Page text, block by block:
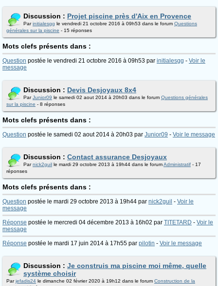
Discussion : Projet piscine près d'Aix en Provence
Parinitialesgg le vendredi 21 octobre 2016 à 09h53 dans le forum Questions
générales sur la piscine - 15 réponses
Mots clefs présents dans :
Question postée le vendredi 21 octobre 2016 à 09h53 par initialesgg - Voir le
message
Discussion : Devis Desjoyaux 8x4
ParJunior09 le samedi 02 aout 2014 à 20h03 dans le forum Questions générales
sur la piscine - 8 réponses
Mots clefs présents dans :
Question postée le samedi 02 aout 2014 à 20h03 par Junior09 - Voir le message
Discussion : Contact assurance Desjoyaux
Parnick2guil le mardi 29 octobre 2013 à 19h44 dans le forumAdministratif - 17
réponses
Mots clefs présents dans :
Question postée le mardi 29 octobre 2013 à 19h44 par nick2guil - Voir le
message
Réponse postée le mercredi 04 décembre 2013 à 16h02 par TITETARD - Voir le
message
Réponse postée le mardi 17 juin 2014 à 17h55 par pilotin - Voir le message
Discussion : Je construis ma piscine moi même, quelle
système choisir
Parjefadis24 le dimanche 02 février 2020 à 19h12 dans le forum Construction de la